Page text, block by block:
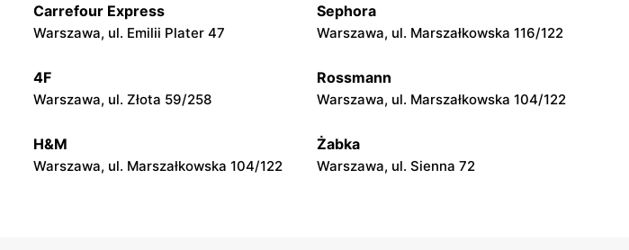
Livio
48A
Livio
Sułkowice, ul. Sułkowice 23 Góra Kalwaria, ul. Podgóra 29
Carrefour Express
Warszawa, ul. Emilii Plater 47
Sephora
Warszawa, ul. Marszałkowska 116/122
4F
Warszawa, ul. Złota 59/258
Rossmann
Warszawa, ul. Marszałkowska 104/122
H&M
Warszawa, ul. Marszałkowska 104/122
Żabka
Warszawa, ul. Sienna 72